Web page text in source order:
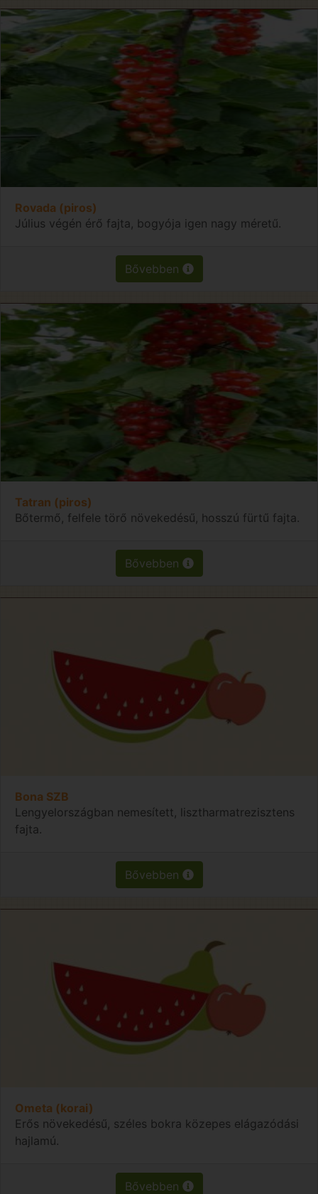
Rovada (piros)
Július végén érő fajta, bogyója igen nagy méretű.
Bővebben
Tatran (piros)
Bőtermő, felfele törő növekedésű, hosszú fürtű fajta.
Bővebben
Bona SZB
Lengyelországban nemesített, lisztharmatrezisztens
fajta.
Bővebben
Ometa (korai)
Erős növekedésű, széles bokra közepes elágazódási
hajlamú.
Bővebben